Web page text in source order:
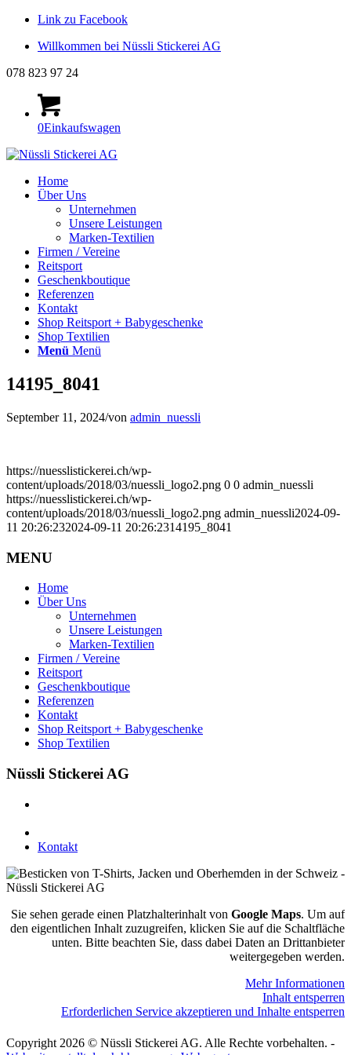
Link zu Facebook
Willkommen bei Nüssli Stickerei AG
078 823 97 24
0Einkaufswagen
Home
Über Uns
Unternehmen
Unsere Leistungen
Marken-Textilien
Firmen / Vereine
Reitsport
Geschenkboutique
Referenzen
Kontakt
Shop Reitsport + Babygeschenke
Shop Textilien
Menü Menü
14195_8041
September 11, 2024/von admin_nuessli
https://nuesslistickerei.ch/wp-
content/uploads/2018/03/nuessli_logo2.png 0 0 admin_nuessli
https://nuesslistickerei.ch/wp-
content/uploads/2018/03/nuessli_logo2.png admin_nuessli2024-09-
11 20:26:232024-09-11 20:26:2314195_8041
MENU
Home
Über Uns
Unternehmen
Unsere Leistungen
Marken-Textilien
Firmen / Vereine
Reitsport
Geschenkboutique
Referenzen
Kontakt
Shop Reitsport + Babygeschenke
Shop Textilien
Nüssli Stickerei AG
Kontakt
Sie sehen gerade einen Platzhalterinhalt von Google Maps. Um auf
den eigentlichen Inhalt zuzugreifen, klicken Sie auf die Schaltfläche
unten. Bitte beachten Sie, dass dabei Daten an Drittanbieter
weitergegeben werden.
Mehr Informationen
Inhalt entsperren
Erforderlichen Service akzeptieren und Inhalte entsperren
Copyright 2026 © Nüssli Stickerei AG. Alle Rechte vorbehalten. -